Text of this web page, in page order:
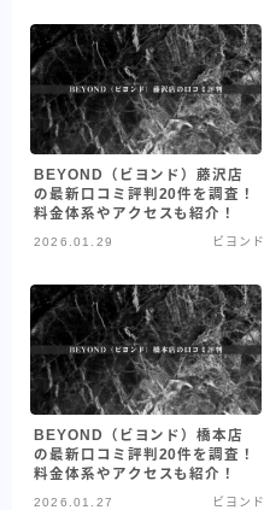
BEYOND（ビヨンド）藤沢店
の最新口コミ評判20件を調査！
料金体系やアクセスも紹介！
2026.01.29 ビヨンド
BEYOND（ビヨンド）橋本店
の最新口コミ評判20件を調査！
料金体系やアクセスも紹介！
2026.01.27 ビヨンド